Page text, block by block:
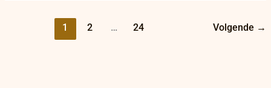
1 2 … 24 Volgende →